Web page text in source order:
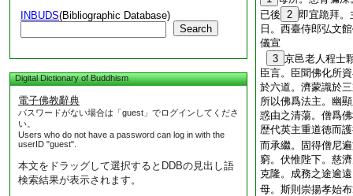
INBUDS(Bibliographic Database)
Search
Digital Dictionary of Buddhism
電子佛教辭典
パスワードがない場合は「guest」でログインしてくださ
い。
Users who do not have a password can log in with the
userID "guest".
本文をドラッグして選択するとDDBの見出し語
検索結果が表示されます。
已後 2 即宜跪拜
日。西臺侍郎弘文
儀宣
3 京邑老人程士
臣言。臣聞佛化所
於六道。濟蒙識於
所以佛爲法主。幽
惑由之清蕩。僧爲
歴代英主重道徳而
而承繼。固得僧尼
窮。伏惟陛下。慈
克隆。成務之途逾
母。斯則崇揚孝始